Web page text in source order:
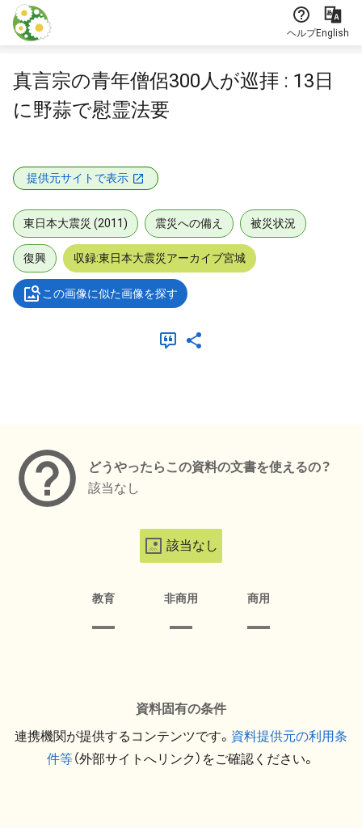
本文に飛ぶ
ヘルプEnglish
真言宗の青年僧侶300人が巡拝 : 13日
に野蒜で慰霊法要
提供元サイトで表示
東日本大震災 (2011) 震災への備え 被災状況
復興 収録:東日本大震災アーカイブ宮城
この画像に似た画像を探す
どうやったらこの資料の文書を使えるの？
該当なし
該当なし
教育 非商用 商用
資料固有の条件
連携機関が提供するコンテンツです。 資料提供元の利用条
件等（外部サイトへリンク）をご確認ください。